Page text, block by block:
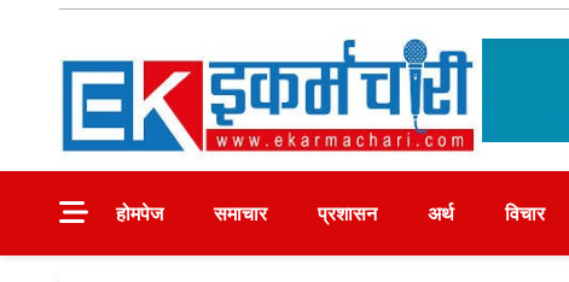
होमपेज
समाचार प्रशासन अर्थ विचार